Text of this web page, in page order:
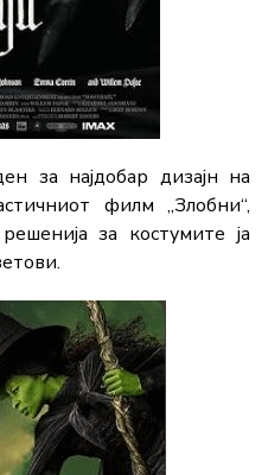
за најдобар дизајн на
филм „Злобни“,
за костумите ја